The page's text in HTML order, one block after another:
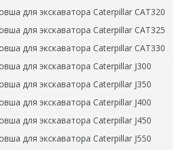
для экскаватора Caterpillar CAT320
для экскаватора Caterpillar CAT325
для экскаватора Caterpillar CAT330
для экскаватора Caterpillar J300
для экскаватора Caterpillar J350
для экскаватора Caterpillar J400
для экскаватора Caterpillar J450
для экскаватора Caterpillar J550